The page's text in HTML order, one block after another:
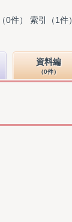
0件） 索引（1件
資料編
（0件）